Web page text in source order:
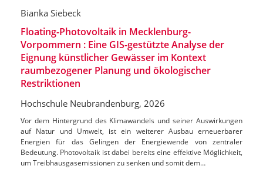
Bianka Siebeck
Floating-Photovoltaik in Mecklenburg-
Vorpommern : Eine GIS-gestützte Analyse der
Eignung künstlicher Gewässer im Kontext
raumbezogener Planung und ökologischer
Restriktionen
Hochschule Neubrandenburg, 2026
Vor dem Hintergrund des Klimawandels und seiner Auswirkungen
auf Natur und Umwelt, ist ein weiterer Ausbau erneuerbarer
Energien für das Gelingen der Energiewende von zentraler
Bedeutung. Photovoltaik ist dabei bereits eine effektive Möglichkeit,
um Treibhausgasemissionen zu senken und somit dem…